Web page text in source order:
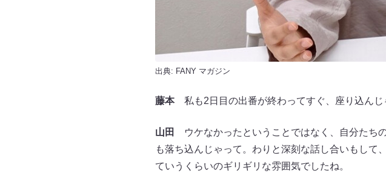
出典: FANY マガジン
藤本私も2日目の出番が終わってすぐ、座り込んじ
山田
ウケなかったということではなく、自分たち
も落ち込んじゃって。わりと深刻な話し合いもして
ていうくらいのギリギリな雰囲気でしたね。